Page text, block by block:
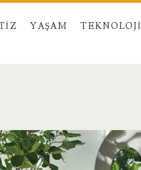
YAŞAM TEKNOLOJI